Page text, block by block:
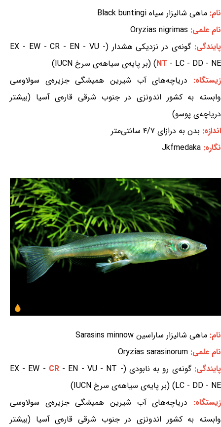
نام: ماهی شالیزار سیاه Black buntingi
نام علمی: Oryzias nigrimas
پایندگی:گونه‌ی در نزدیکی هشدار (EX - EW - CR - EN - VU -
NT - LC - DD - NE) (بر پایه‌ی سیاهه‌ی سرخ IUCN)
زیستگاه: دریاچه‌های آب شیرین همیشگی جزیره‌ی سولاوسی
وابسته به کشور اندونزی در جنوب شرقی قاره‌ی آسیا (بیشتر
دریاچه‌ی پوسو)
اندازه: بدن به درازای ۴/۷ سانتی‌متر
نگاره: Jkfmedaka
نام: ماهی شالیزار ساراسین Sarasins minnow
نام علمی: Oryzias sarasinorum
پایندگی:گونه‌ی رو به نابودی (EX - EW - CR - EN - VU - NT -
LC - DD - NE) (بر پایه‌ی سیاهه‌ی سرخ IUCN)
زیستگاه: دریاچه‌های آب شیرین همیشگی جزیره‌ی سولاوسی
وابسته به کشور اندونزی در جنوب شرقی قاره‌ی آسیا (بیشتر